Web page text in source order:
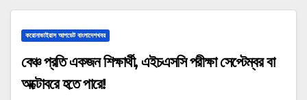
করোনাভাইরাস আপডেট বাংলাদেশখবর
বেঞ্চ প্রতি একজন শিক্ষার্থী, এইচএসসি পরীক্ষা সেপ্টেম্বর বা
অক্টোবরে হতে পারে!